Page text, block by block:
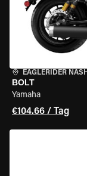
EAGLERIDER
BOLT
Yamaha
€104.66 / Tag